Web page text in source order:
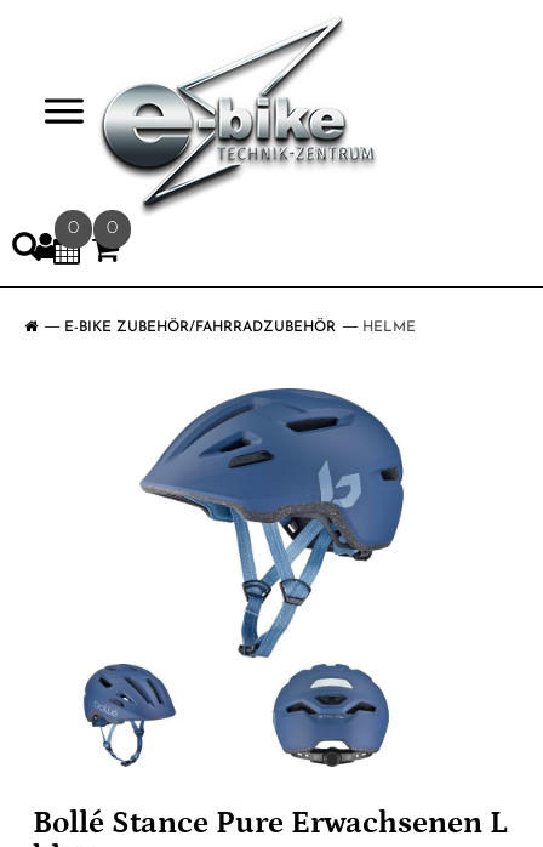
0 0
E-BIKE ZUBEHÖR/FAHRRADZUBEHÖR HELME
Bollé Stance Pure Erwachsenen L